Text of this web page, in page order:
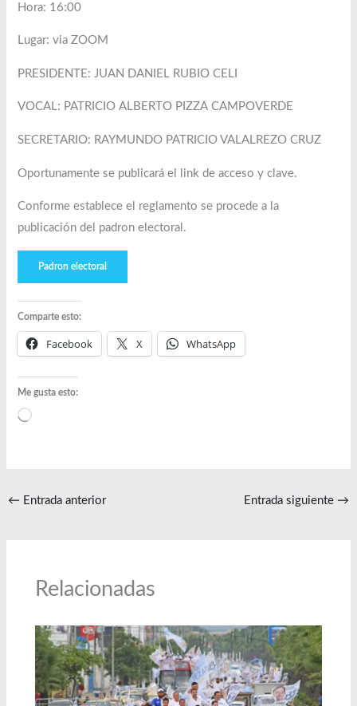
Hora: 16:00
Lugar: via ZOOM
PRESIDENTE: JUAN DANIEL RUBIO CELI
VOCAL: PATRICIO ALBERTO PIZZA CAMPOVERDE
SECRETARIO: RAYMUNDO PATRICIO VALALREZO CRUZ
Oportunamente se publicará el link de acceso y clave.
Conforme establece el reglamento se procede a la
publicación del padron electoral.
Padron electoral
Comparte esto:
Facebook X WhatsApp
Me gusta esto:
Cargando...
← Entrada anterior Entrada siguiente →
Relacionadas